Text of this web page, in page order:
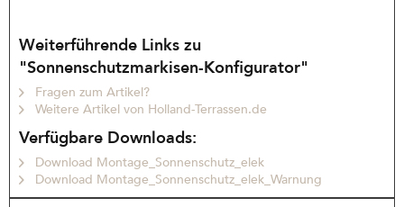
Weiterführende Links zu
"Sonnenschutzmarkisen-Konfigurator"
Fragen zum Artikel?
Weitere Artikel von Holland-Terrassen.de
Verfügbare Downloads:
Download Montage_Sonnenschutz_elek
Download Montage_Sonnenschutz_elek_Warnung